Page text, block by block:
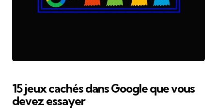
15 jeux cachés dans Google que vous
devez essayer